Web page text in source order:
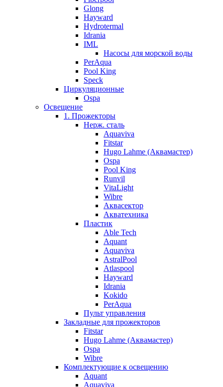
Glong
Hayward
Hydrotermal
Idrania
IML
Насосы для морской воды
PerAqua
Pool King
Speck
Циркуляционные
Ospa
Освещение
1. Прожекторы
Нерж. сталь
Aquaviva
Fitstar
Hugo Lahme (Аквамастер)
Ospa
Pool King
Runvil
VitaLight
Wibre
Аквасектор
Акватехника
Пластик
Able Tech
Aquant
Aquaviva
AstralPool
Atlaspool
Hayward
Idrania
Kokido
PerAqua
Пульт управления
Закладные для прожекторов
Fitstar
Hugo Lahme (Аквамастер)
Ospa
Wibre
Комплектующие к освещению
Aquant
Aquaviva